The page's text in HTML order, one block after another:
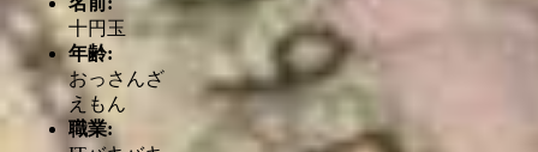
十円玉
年齢:
おっさんざ
えもん
職業: